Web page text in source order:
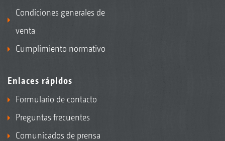
Condiciones generales de
venta
Cumplimiento normativo
Enlaces rápidos
Formulario de contacto
Preguntas frecuentes
Comunicados de prensa